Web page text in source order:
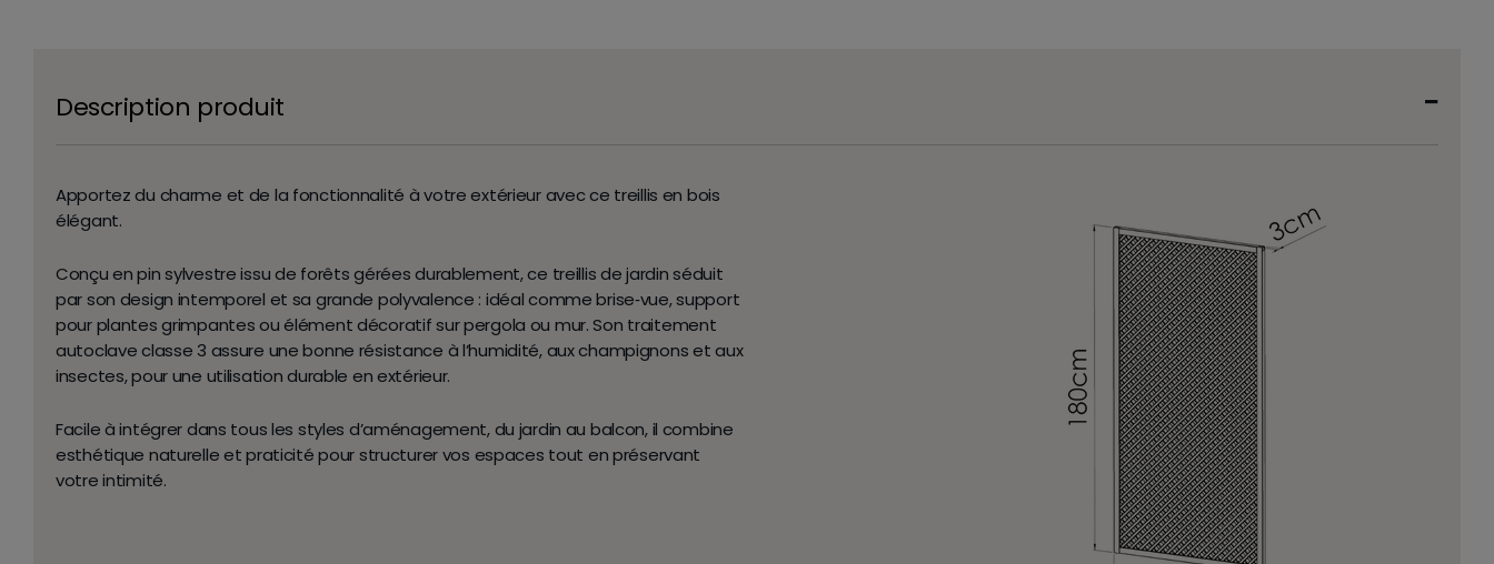
Description produit
Apportez du charme et de la fonctionnalité à votre extérieur avec ce treillis en bois
élégant.
Conçu en pin sylvestre issu de forêts gérées durablement, ce treillis de jardin séduit
par son design intemporel et sa grande polyvalence : idéal comme brise‑vue, support
pour plantes grimpantes ou élément décoratif sur pergola ou mur. Son traitement
autoclave classe 3 assure une bonne résistance à l’humidité, aux champignons et aux
insectes, pour une utilisation durable en extérieur.
Facile à intégrer dans tous les styles d’aménagement, du jardin au balcon, il combine
esthétique naturelle et praticité pour structurer vos espaces tout en préservant
votre intimité.